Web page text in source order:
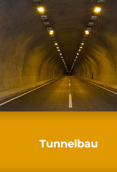
Tunnelbau